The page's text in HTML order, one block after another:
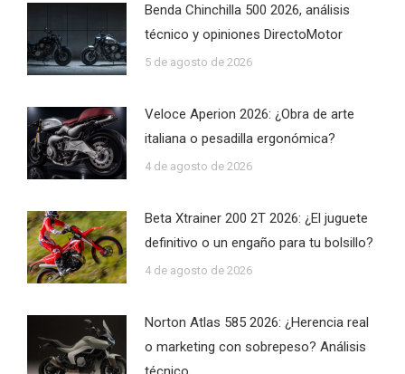
Benda Chinchilla 500 2026, análisis
técnico y opiniones DirectoMotor
5 de agosto de 2026
Veloce Aperion 2026: ¿Obra de arte
italiana o pesadilla ergonómica?
4 de agosto de 2026
Beta Xtrainer 200 2T 2026: ¿El juguete
definitivo o un engaño para tu bolsillo?
4 de agosto de 2026
Norton Atlas 585 2026: ¿Herencia real
o marketing con sobrepeso? Análisis